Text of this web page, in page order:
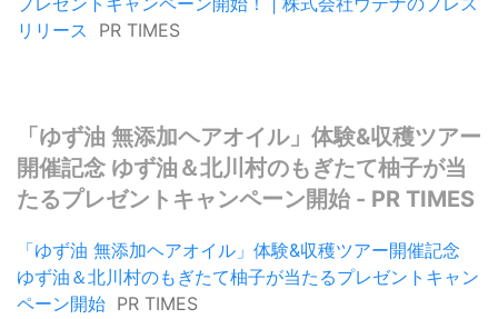
リリース
PR TIMES
「ゆず油 無添加ヘアオイル」体験&収穫ツアー
開催記念 ゆず油＆北川村のもぎたて柚子が当
たるプレゼントキャンペーン開始 - PR TIMES
「ゆず油 無添加ヘアオイル」体験&収穫ツアー開催記念
ゆず油＆北川村のもぎたて柚子が当たるプレゼントキャン
ペーン開始 PR TIMES